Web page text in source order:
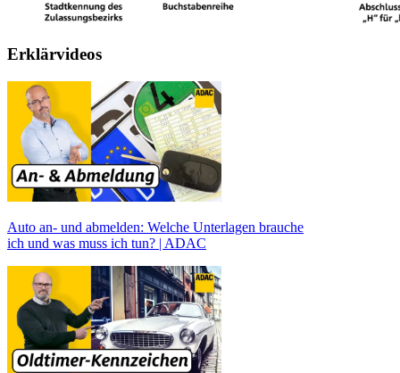
Erklärvideos
Auto an- und abmelden: Welche Unterlagen brauche
ich und was muss ich tun? | ADAC